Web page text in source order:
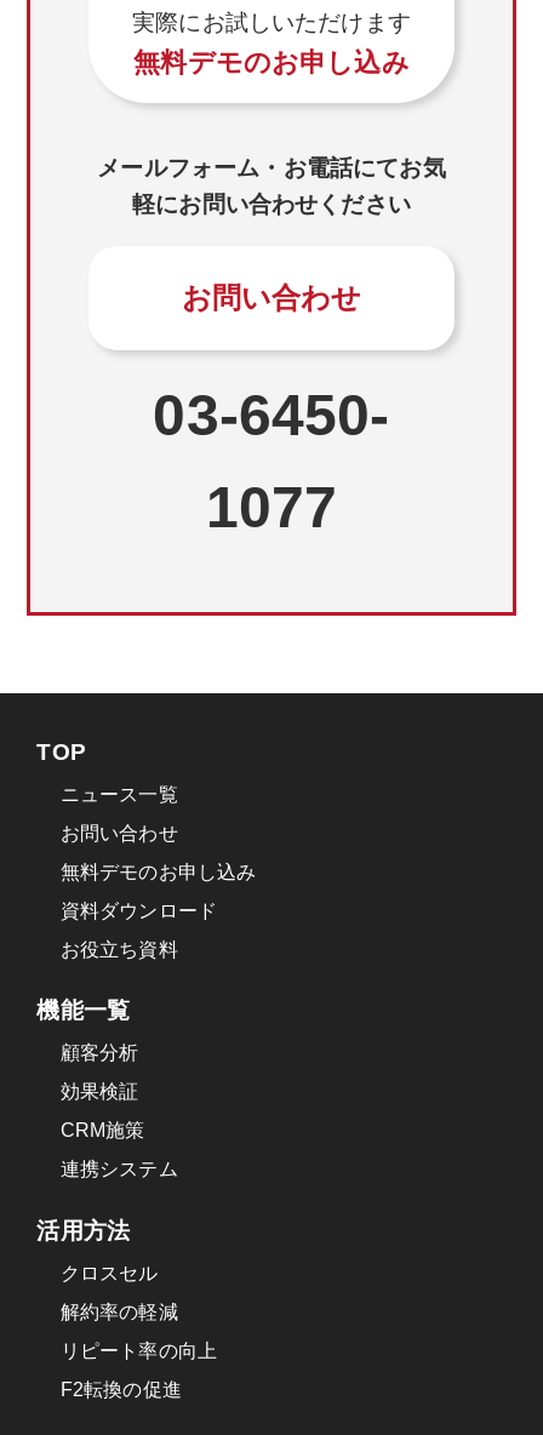
実際にお試しいただけます
無料デモのお申し込み
メールフォーム・お電話にてお気
軽にお問い合わせください
お問い合わせ
03-6450-
1077
TOP
ニュース一覧
お問い合わせ
無料デモのお申し込み
資料ダウンロード
お役立ち資料
機能一覧
顧客分析
効果検証
CRM施策
連携システム
活用方法
クロスセル
解約率の軽減
リピート率の向上
F2転換の促進